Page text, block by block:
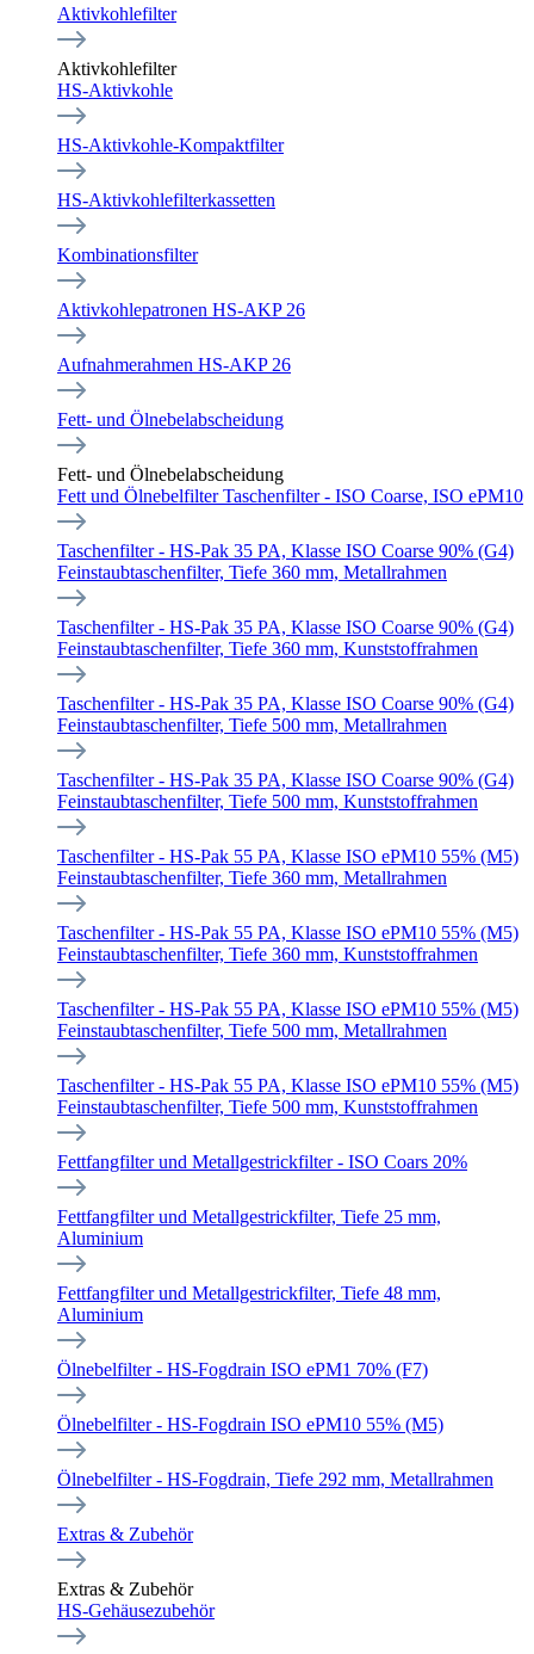
Aktivkohlefilter
Aktivkohlefilter
HS-Aktivkohle
HS-Aktivkohle-Kompaktfilter
HS-Aktivkohlefilterkassetten
Kombinationsfilter
Aktivkohlepatronen HS-AKP 26
Aufnahmerahmen HS-AKP 26
Fett- und Ölnebelabscheidung
Fett- und Ölnebelabscheidung
Fett und Ölnebelfilter Taschenfilter - ISO Coarse, ISO ePM10
Taschenfilter - HS-Pak 35 PA, Klasse ISO Coarse 90% (G4)
Feinstaubtaschenfilter, Tiefe 360 mm, Metallrahmen
Taschenfilter - HS-Pak 35 PA, Klasse ISO Coarse 90% (G4)
Feinstaubtaschenfilter, Tiefe 360 mm, Kunststoffrahmen
Taschenfilter - HS-Pak 35 PA, Klasse ISO Coarse 90% (G4)
Feinstaubtaschenfilter, Tiefe 500 mm, Metallrahmen
Taschenfilter - HS-Pak 35 PA, Klasse ISO Coarse 90% (G4)
Feinstaubtaschenfilter, Tiefe 500 mm, Kunststoffrahmen
Taschenfilter - HS-Pak 55 PA, Klasse ISO ePM10 55% (M5)
Feinstaubtaschenfilter, Tiefe 360 mm, Metallrahmen
Taschenfilter - HS-Pak 55 PA, Klasse ISO ePM10 55% (M5)
Feinstaubtaschenfilter, Tiefe 360 mm, Kunststoffrahmen
Taschenfilter - HS-Pak 55 PA, Klasse ISO ePM10 55% (M5)
Feinstaubtaschenfilter, Tiefe 500 mm, Metallrahmen
Taschenfilter - HS-Pak 55 PA, Klasse ISO ePM10 55% (M5)
Feinstaubtaschenfilter, Tiefe 500 mm, Kunststoffrahmen
Fettfangfilter und Metallgestrickfilter - ISO Coars 20%
Fettfangfilter und Metallgestrickfilter, Tiefe 25 mm,
Aluminium
Fettfangfilter und Metallgestrickfilter, Tiefe 48 mm,
Aluminium
Ölnebelfilter - HS-Fogdrain ISO ePM1 70% (F7)
Ölnebelfilter - HS-Fogdrain ISO ePM10 55% (M5)
Ölnebelfilter - HS-Fogdrain, Tiefe 292 mm, Metallrahmen
Extras & Zubehör
Extras & Zubehör
HS-Gehäusezubehör